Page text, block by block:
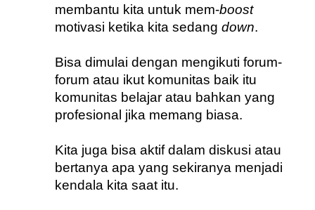
membantu kita untuk mem-boost
motivasi ketika kita sedang down.
Bisa dimulai dengan mengikuti forum-
forum atau ikut komunitas baik itu
komunitas belajar atau bahkan yang
profesional jika memang biasa.
Kita juga bisa aktif dalam diskusi atau
bertanya apa yang sekiranya menjadi
kendala kita saat itu.